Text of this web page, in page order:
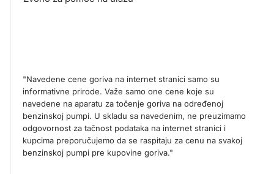
"Navedene cene goriva na internet stranici samo su
informativne prirode. Važe samo one cene koje su
navedene na aparatu za točenje goriva na određenoj
benzinskoj pumpi. U skladu sa navedenim, ne preuzimamo
odgovornost za tačnost podataka na internet stranici i
kupcima preporučujemo da se raspitaju za cenu na svakoj
benzinskoj pumpi pre kupovine goriva."